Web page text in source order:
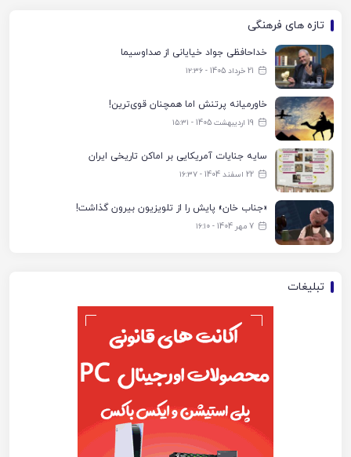
تازه های فرهنگی
خداحافظی جواد خیایانی از صداوسیما
21 خرداد 1405 - ۱۲:۳۶
خاورمیانه پرتنش اما همچنان قوی‌ترین!
19 اردیبهشت 1405 - ۱۵:۳۱
سایه جنایات آمریکایی بر اماکن تاریخی ایران
22 اسفند 1404 - ۱۶:۳۷
«جناب خان» پایش را از تلویزیون بیرون گذاشت!
7 مهر 1404 - ۱۶:۱۰
تبلیغات